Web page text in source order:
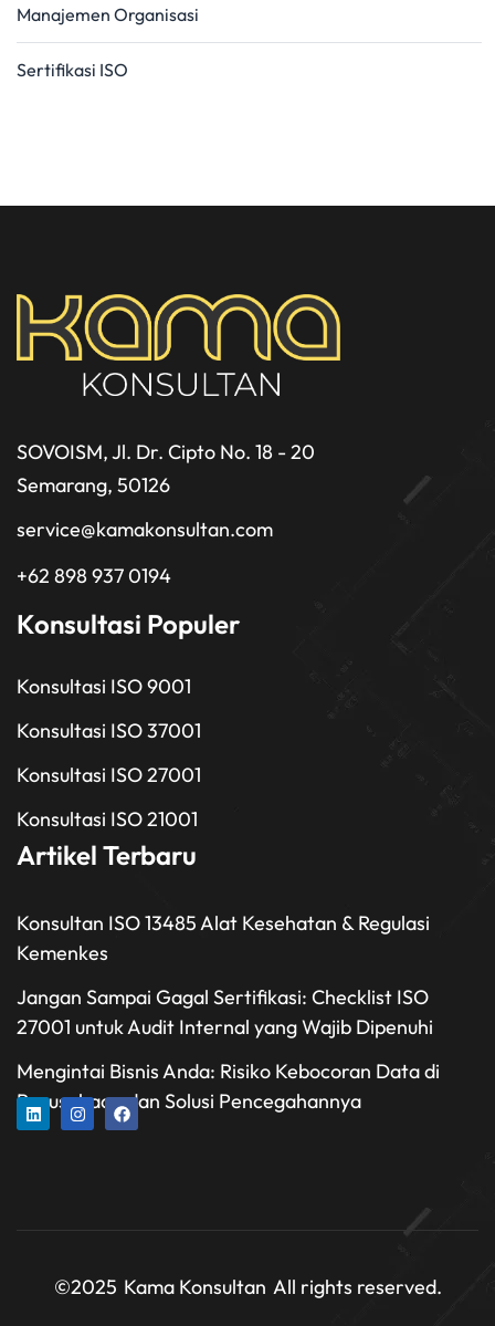
Manajemen Organisasi
Sertifikasi ISO
SOVOISM, Jl. Dr. Cipto No. 18 - 20
Semarang, 50126
service@kamakonsultan.com
+62 898 937 0194
Konsultasi Populer
Konsultasi ISO 9001
Konsultasi ISO 37001
Konsultasi ISO 27001
Konsultasi ISO 21001
Artikel Terbaru
Konsultan ISO 13485 Alat Kesehatan & Regulasi
Kemenkes
Jangan Sampai Gagal Sertifikasi: Checklist ISO
27001 untuk Audit Internal yang Wajib Dipenuhi
Mengintai Bisnis Anda: Risiko Kebocoran Data di
Perusahaan dan Solusi Pencegahannya
©2025 Kama Konsultan All rights reserved.